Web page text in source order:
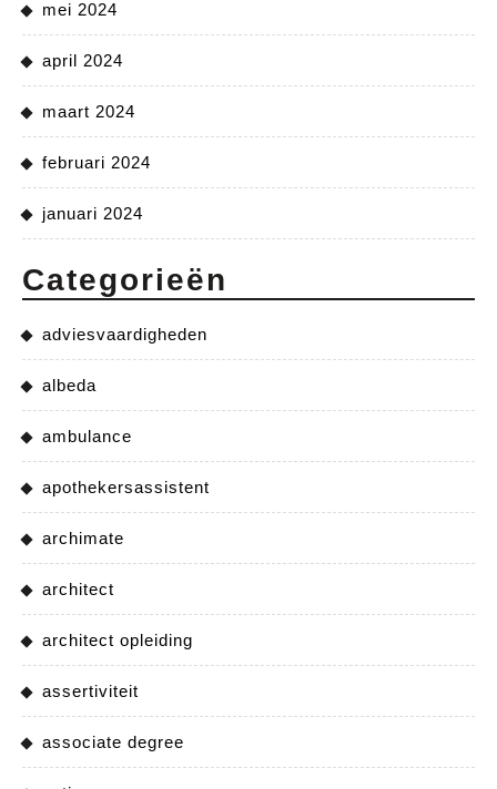
mei 2024
april 2024
maart 2024
februari 2024
januari 2024
Categorieën
adviesvaardigheden
albeda
ambulance
apothekersassistent
archimate
architect
architect opleiding
assertiviteit
associate degree